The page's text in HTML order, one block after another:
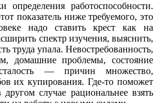
определения работоспособности.
показатель ниже требуемого, это
надо ставить крест как на
спектр изучения, выяснить,
труда упала. Невостребованность,
домашние проблемы, состояние
— причин множество,
их купирования. Где-то поможет
случае рациональнее взять